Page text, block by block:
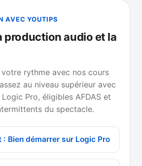
AVEC YOUTIPS
production audio et la
rythme avec nos cours
au niveau supérieur avec
Pro, éligibles AFDAS et
du spectacle.
Bien démarrer sur Logic Pro